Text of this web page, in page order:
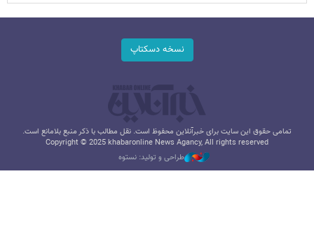
نسخه دسکتاپ
تمامی حقوق این سایت برای خبرآنلاین محفوظ است. نقل مطالب با ذکر منبع بلامانع است.
Copyright © 2025 khabaronline News Agancy, All rights reserved
طراحی و تولید: نستوه